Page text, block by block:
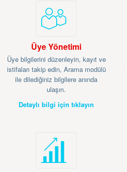
Üye Yönetimi
Üye bilgilerini düzenleyin, kayıt ve
istifaları takip edin, Arama modülü
ile dilediğiniz bilgilere anında
ulaşın.
Detaylı bilgi için tıklayın